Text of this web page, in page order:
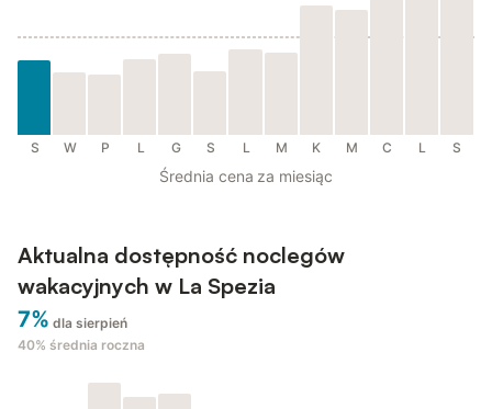
S W P L G S L M K M C L S
Średnia cena za miesiąc
Aktualna dostępność noclegów
wakacyjnych w La Spezia
7% dla sierpień
40% średnia roczna